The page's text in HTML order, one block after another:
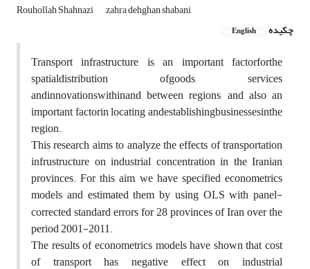
Rouhollah Shahnazi
zahra dehghan shabani
چکیده
English
Transportinfrastructure is an important factorforthe
spatialdistribution ofgoods, services
andinnovationswithinand between regions, and also an
important factorin locating andestablishingbusinessesinthe
region.
This research aims to analyze the effects of transportation
infrustructure on industrial concentration in the Iranian
provinces. For this aim, we have specified econometrics
models and estimated them by using OLS with panel-
corrected standard errorsfor 28 provinces of Iran over the
period 2001-2011.
The results of econometrics models have shown that cost
of transport has negative effect on industrial